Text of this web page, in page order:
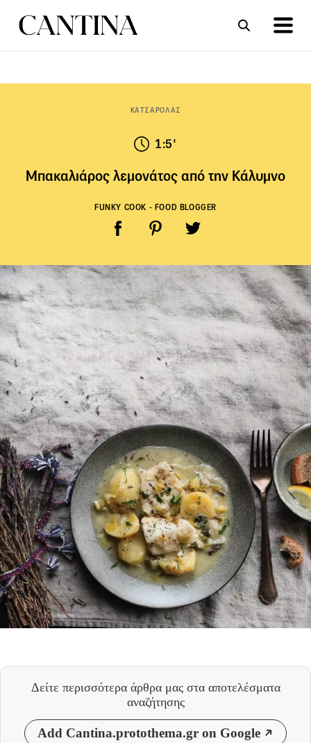
ΚΑΤΣΑΡΟΛΑΣ
1:5'
Μπακαλιάρος λεμονάτος από την Κάλυμνο
FUNKY COOK - FOOD BLOGGER
Δείτε περισσότερα άρθρα μας στα αποτελέσματα
αναζήτησης
Add Cantina.protothema.gr on Google